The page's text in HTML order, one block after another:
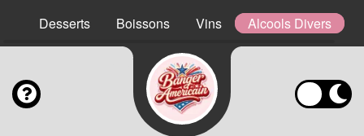
Desserts Boissons Vins Alcools Divers